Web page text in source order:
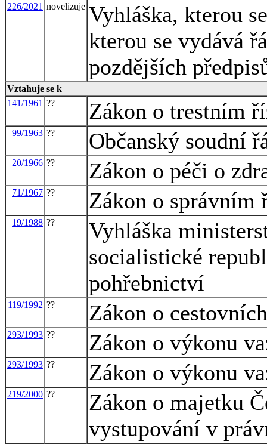
226/2021 novelizuje Vyhláška, kterou
kterou se vydává
pozdějších
Vztahuje se k
141/1961 ?? Zákon o trestním
99/1963 ?? Občanský soudní
20/1966 ?? Zákon o péči o
71/1967 ?? Zákon o správním
19/1988 ??
Vyhláška
socialistické
pohřebnictví
119/1992 ?? Zákon o
293/1993 ?? Zákon o výkonu
293/1993 ?? Zákon o výkonu
219/2000 ??
Zákon o majetku
vystupování v